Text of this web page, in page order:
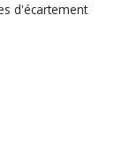
d'écartement